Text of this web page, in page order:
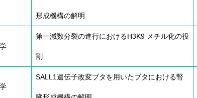
形成機構の解明
第一減数分裂の進行におけるH3K9 メチル化の役
割
SALL1遺伝子改変ブタを用いたブタにおける腎